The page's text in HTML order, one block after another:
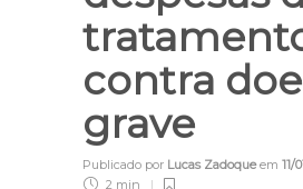
contra
grave
Publicado por Lucas Zadoqueem 11/
2 min